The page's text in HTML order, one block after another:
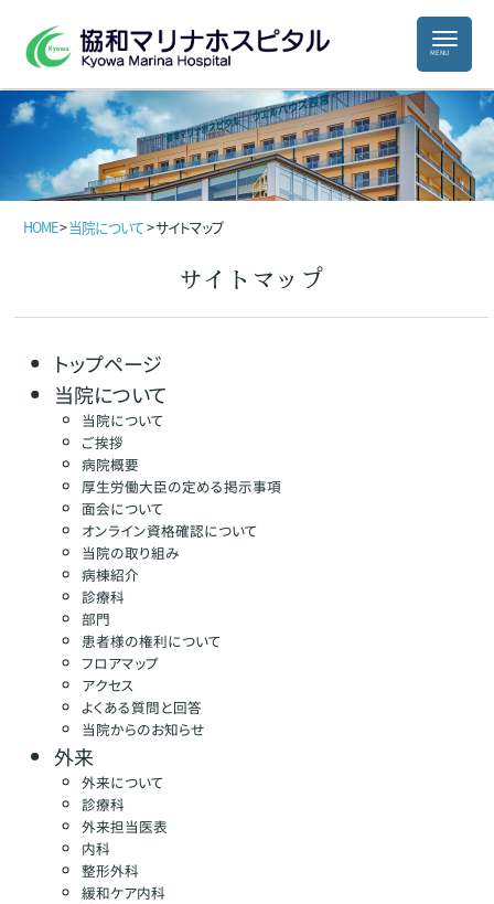
HOME>当院について>サイトマップ
サイトマップ
トップページ
当院について
当院について
ご挨拶
病院概要
厚生労働大臣の定める掲示事項
面会について
オンライン資格確認について
当院の取り組み
病棟紹介
診療科
部門
患者様の権利について
フロアマップ
アクセス
よくある質問と回答
当院からのお知らせ
外来
外来について
診療科
外来担当医表
内科
整形外科
緩和ケア内科